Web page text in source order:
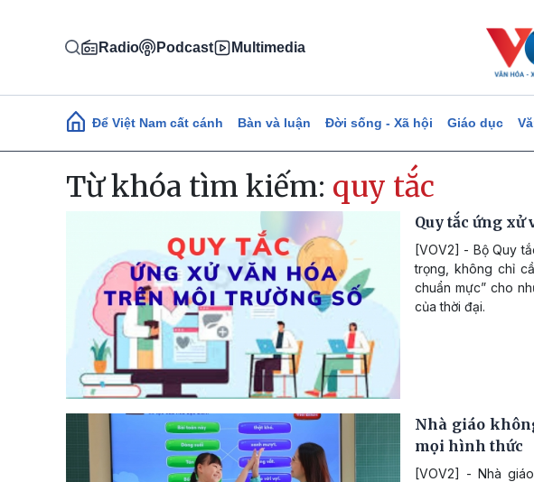
Radio Podcast Multimedia
Main navigation
Để Việt Nam cất cánh Bàn và luận Đời sống - Xã hội Giáo dục
Từ khóa tìm kiếm: quy tắc
Quy tắc ứng
[VOV2] - Bộ Quy
trọng, không chỉ
chuẩn mực” cho
của thời đại.
Nhà giáo
mọi hình thức
[VOV2] - Nhà